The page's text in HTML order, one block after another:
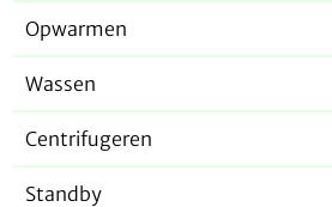
Opwarmen
Wassen
Centrifugeren
Standby